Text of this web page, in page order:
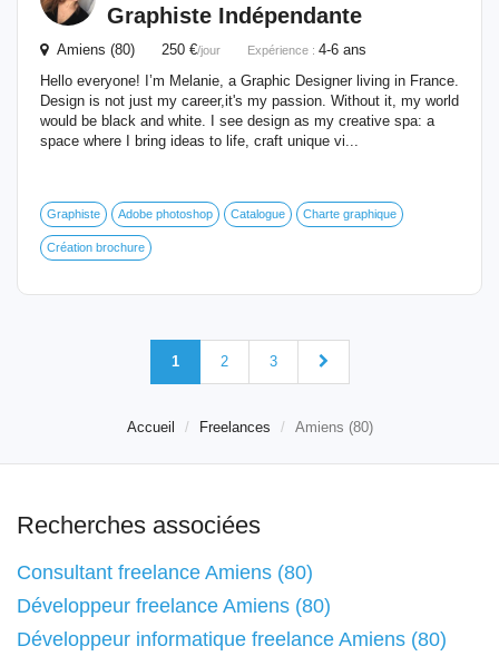
Graphiste Indépendante
Amiens (80) 250 €/jour Expérience : 4-6 ans
Hello everyone! I’m Melanie, a Graphic Designer living in France.
Design is not just my career,it's my passion. Without it, my world
would be black and white. I see design as my creative spa: a
space where I bring ideas to life, craft unique vi...
Graphiste Adobe photoshop Catalogue Charte graphique
Création brochure
1 2 3
Accueil Freelances Amiens (80)
Recherches associées
Consultant freelance Amiens (80)
Développeur freelance Amiens (80)
Développeur informatique freelance Amiens (80)